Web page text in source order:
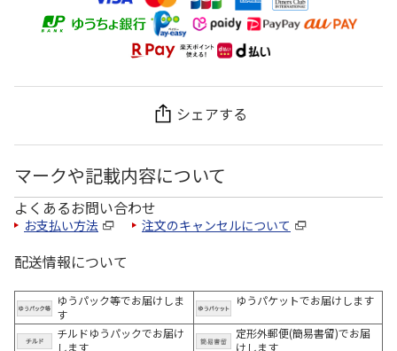
シェアする
マークや記載内容について
よくあるお問い合わせ
お支払い方法 注文のキャンセルについて
配送情報について
ゆうパック等でお届けしま
す
ゆうパケットでお届けします
チルドゆうパックでお届け
します
定形外郵便(簡易書留)でお届
けします